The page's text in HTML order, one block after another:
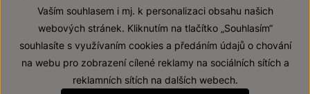
© 2026 ZNOVÍN ZNOJMO, a. s.
Prohlášení o přístupnosti
Vaším souhlasem i mj. k personalizaci obsahu našich
webových stránek. Kliknutím na tlačítko „Souhlasím“
souhlasíte s využívaním cookies a předáním údajů o chování
na webu pro zobrazení cílené reklamy na sociálních sítích a
reklamních sítích na dalších webech.